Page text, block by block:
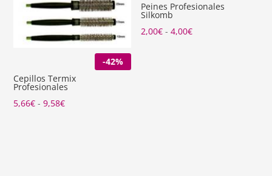
-42%
Cepillos Termix
Profesionales
5,66€ - 9,58€Rango
Peines Profesionales
Silkomb
2,00€ - 4,00€Rango